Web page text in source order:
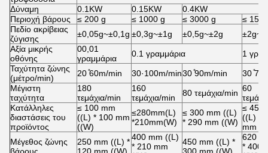
Δύναμη
0.1KW 0.15KW
0.4KW
Περιοχή βάρους
≤ 200 g ≤ 1000 g ≤ 3000 g
≤ 15
Πεδίο ακρίβειας
ζύγισης
±0,05g~±0,1g ±0,3g~±1g ±0,5g~±2g
Αξία μικρής
οθόνης
00,01
γραμμάρια
0.1 γραμμάρια
1
Ταχύτητα ζώνης
(μέτρο/min)
20 ̊60m/min 30·100m/min30 ̊90m/min
30
Μέγιστη
ταχύτητα
180
τεμάχια/min
160
τεμάχια/min
80 τεμάχια/min 60
Κατάλληλες
διαστάσεις του
προϊόντος
≤ 100 mm
((L) * 100 mm
((W)
≤280mm(L)
*210mm(W)
≤ 300 mm ((L)
* 290 mm ((W)
≤ 450
((L) *
mm
Μέγεθος ζώνης
250 mm ((L) *400 mm ((L)
* 210 mm
450 mm ((L) *
620
* 400